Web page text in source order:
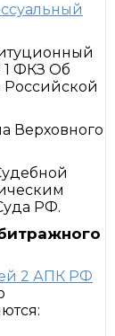
1 ФКЗ Об
Российской
Верховного
РФ.
2 АПК РФ